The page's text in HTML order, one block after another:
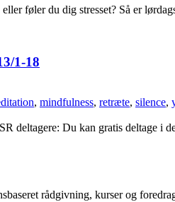
føler du dig stresset? Så er
1-18
, mindfulness, retræte, silence,
deltagere: Du kan gratis deltage i
rådgivning, kurser og